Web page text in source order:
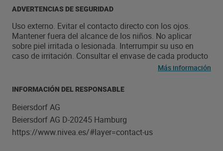
ADVERTENCIAS DE SEGURIDAD
Uso externo. Evitar el contacto directo con los ojos.
Mantener fuera del alcance de los niños. No aplicar
sobre piel irritada o lesionada. Interrumpir su uso en
caso de irritación. Consultar el envase de cada producto
Más información
INFORMACIÓN DEL RESPONSABLE
Beiersdorf AG
Beiersdorf AG D-20245 Hamburg
https://www.nivea.es/#layer=contact-us